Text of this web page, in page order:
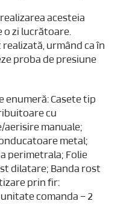
acesteia
zi lucrătoare.
urmând ca în
proba de presiune
Casete tip
cu
aerisire manuale;
metal;
perimetrala; Folie
dilatare; Banda rost
prin fir:
comanda – 2